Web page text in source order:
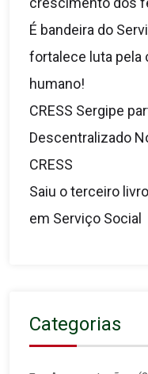
É bandeira do
fortalece luta pela
humano!
CRESS Sergipe
Descentralizado
CRESS
Saiu o terceiro
em Serviço Social
Categorias